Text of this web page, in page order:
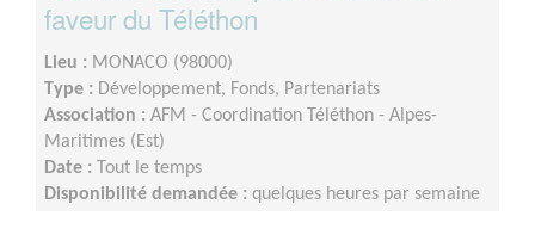
faveur du Téléthon
Lieu : MONACO (98000)
Type : Développement, Fonds, Partenariats
Association : AFM - Coordination Téléthon - Alpes-
Maritimes (Est)
Date :
Tout le temps
Disponibilité demandée : quelques heures par semaine